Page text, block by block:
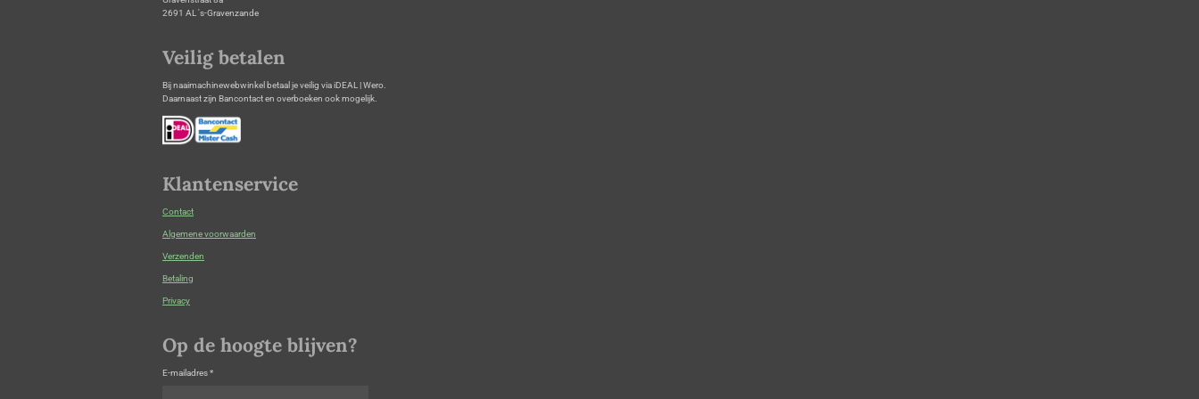
2691 AL 's-Gravenzande
Veilig betalen
Bij naaimachinewebwinkel betaal je veilig via iDEAL | Wero.
Daarnaast zijn Bancontact en overboeken ook mogelijk.
Klantenservice
Contact
Algemene voorwaarden
Verzenden
Betaling
Privacy
Op de hoogte blijven?
E-mailadres *